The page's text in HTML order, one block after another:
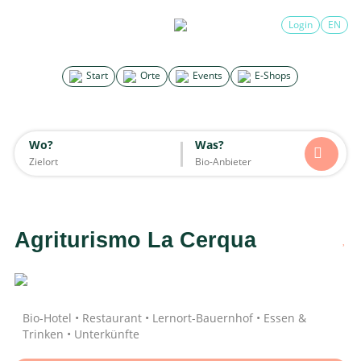
Start Orte Events E-Shops
Login EN
Wo? Was?
×
Alle Essen & Trinken Unterkünfte Mode
Wohnen
Agriturismo La Cerqua
Bio-Hotel • Restaurant • Lernort-Bauernhof • Essen &
Trinken • Unterkünfte